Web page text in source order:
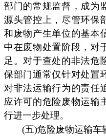
部门的常规监督，成为
源头管控上，尽管环保
和废物产生单位的基本
中在废物处置阶段，对
足。对于查处的非法危
保部门通常仅针对处置
对非法运输行为的责任
应许可的危险废物运输
行进一步处理。
(五)危险废物运输车